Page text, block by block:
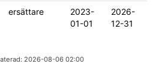
ersättare
2023-
01-01
2026-
12-31
2026-08-06 02:00